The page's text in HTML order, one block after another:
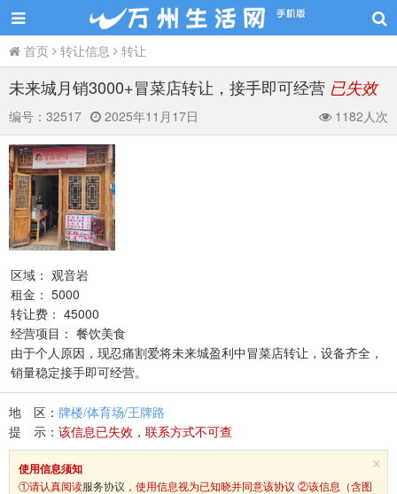
首页 转让信息 转让
未来城月销3000+冒菜店转让，接手即可经营 已失效
编号： 32517 2025年11月17日 1182人次
区域： 观音岩
租金： 5000
转让费： 45000
经营项目： 餐饮美食
由于个人原因，现忍痛割爱将未来城盈利中冒菜店转让，设备齐全，
销量稳定接手即可经营。
地 区： 牌楼/体育场/王牌路
提 示： 该信息已失效，联系方式不可查
×
使用信息须知
①请认真阅读服务协议 ，使用信息视为已知晓并同意该协议 ②该信息（含图